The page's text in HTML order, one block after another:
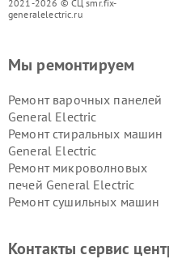
2021-2026 © СЦ smr.fix-
generalelectric.ru
Мы ремонтируем
Ремонт варочных панелей
General Electric
Ремонт стиральных машин
General Electric
Ремонт микроволновых
печей General Electric
Ремонт сушильных машин
Electric
Контакты сервис